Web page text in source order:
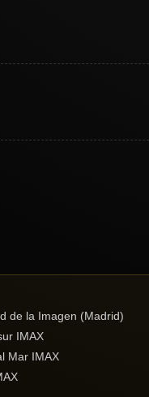
de la Imagen (Madrid)
IMAX
Mar IMAX